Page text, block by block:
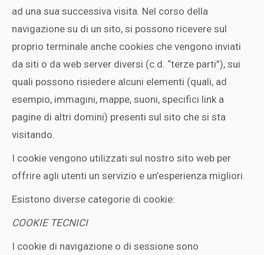
ad una sua successiva visita. Nel corso della
navigazione su di un sito, si possono ricevere sul
proprio terminale anche cookies che vengono inviati
da siti o da web server diversi (c.d. “terze parti”), sui
quali possono risiedere alcuni elementi (quali, ad
esempio, immagini, mappe, suoni, specifici link a
pagine di altri domini) presenti sul sito che si sta
visitando.
I cookie vengono utilizzati sul nostro sito web per
offrire agli utenti un servizio e un’esperienza migliori.
Esistono diverse categorie di cookie:
COOKIE TECNICI
I cookie di navigazione o di sessione sono